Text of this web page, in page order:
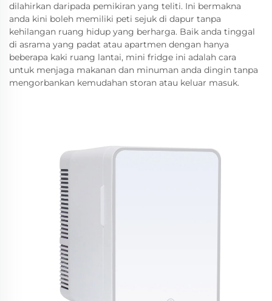
dilahirkan daripada pemikiran yang teliti. Ini bermakna
anda kini boleh memiliki peti sejuk di dapur tanpa
kehilangan ruang hidup yang berharga. Baik anda tinggal
di asrama yang padat atau apartmen dengan hanya
beberapa kaki ruang lantai, mini fridge ini adalah cara
untuk menjaga makanan dan minuman anda dingin tanpa
mengorbankan kemudahan storan atau keluar masuk.